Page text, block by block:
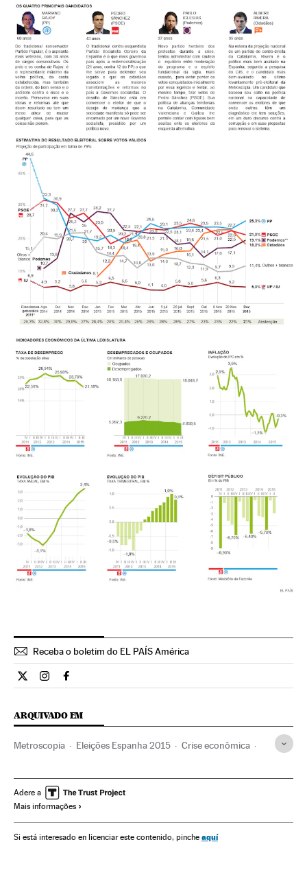
Receba o boletim do EL PAÍS América
Internacional El País Brasil en Twitter
Internacional El País Brasil en Instagram
Internacional El País Brasil en Facebook
ARQUIVADO EM
Metroscopia Eleições Espanha 2015 Crise econômica
Podemos Eleições Espanha
Jornada eleitoral
Economia Espanha
Adere a
Mais informações
Si está interesado en licenciar este contenido, pinche aquí